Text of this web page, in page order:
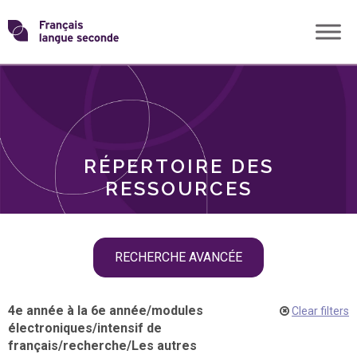
Skip
toTransformons
langue
RÉPERTOIRE DES
RESSOURCES
RECHERCHE AVANCÉE
THÈMES
4e année à la 6e année/modules
électroniques/intensif de
français/recherche/Les autres
Clear filters